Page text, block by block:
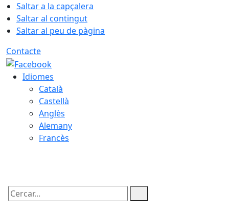
Saltar a la capçalera
Saltar al contingut
Saltar al peu de pàgina
Contacte
Idiomes
Català
Castellà
Anglès
Alemany
Francès
Cercar: